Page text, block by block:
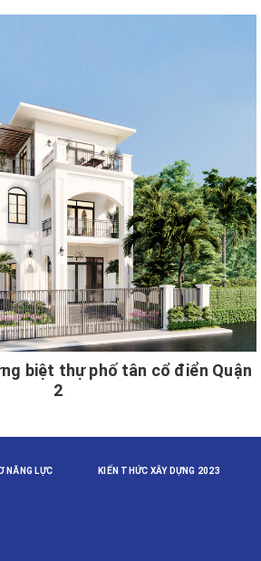
biệt thự phố tân cổ điển Quận
2
NĂNG LỰC KIẾN THỨC XÂY DỰNG 2023